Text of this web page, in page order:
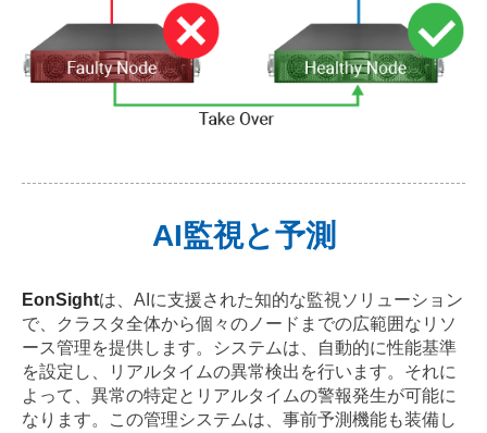
AI監視と予測
EonSightは、AIに支援された知的な監視ソリューション
で、クラスタ全体から個々のノードまでの広範囲なリソ
ース管理を提供します。システムは、自動的に性能基準
を設定し、リアルタイムの異常検出を行います。それに
よって、異常の特定とリアルタイムの警報発生が可能に
なります。この管理システムは、事前予測機能も装備し